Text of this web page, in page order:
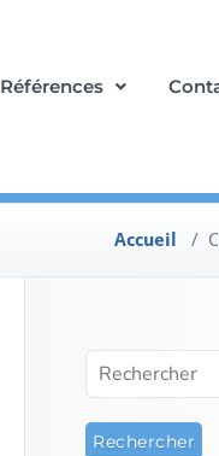
Références
Accueil /